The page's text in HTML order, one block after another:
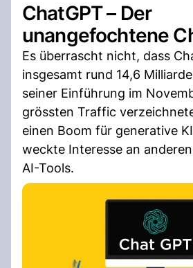
ChatGPT – Der
unangefochtene
Es überrascht nicht, dass
insgesamt rund 14,6
seiner Einführung im
grössten Traffic
einen Boom für generative
weckte Interesse an
AI-Tools.